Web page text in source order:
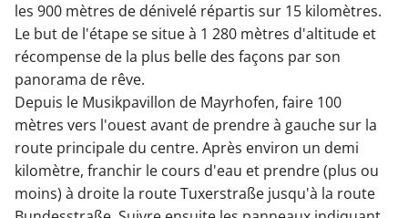
les 900 mètres de dénivelé répartis sur 15 kilomètres.
Le but de l'étape se situe à 1 280 mètres d'altitude et
récompense de la plus belle des façons par son
panorama de rêve.
Depuis le Musikpavillon de Mayrhofen, faire 100
mètres vers l'ouest avant de prendre à gauche sur la
route principale du centre. Après environ un demi
kilomètre, franchir le cours d'eau et prendre (plus ou
moins) à droite la route Tuxerstraße jusqu'à la route